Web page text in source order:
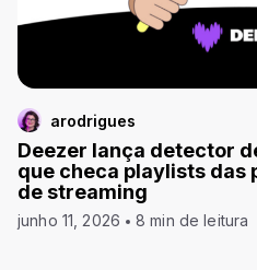
arodrigues
Deezer lança detector
que checa playlists
de streaming
junho 11, 2026 8 min de leitura